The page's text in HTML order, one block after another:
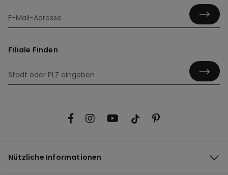
Filiale Finden
Nützliche Informationen